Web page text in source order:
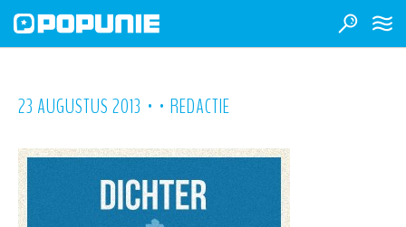
23 AUGUSTUS 2013 • • REDACTIE